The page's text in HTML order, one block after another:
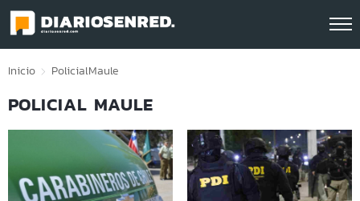
Click acá para ir directamente al contenido
Inicio PolicialMaule
POLICIAL MAULE